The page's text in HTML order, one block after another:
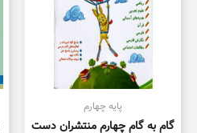
پایه چهارم
گام به گام چهارم منتشران دست